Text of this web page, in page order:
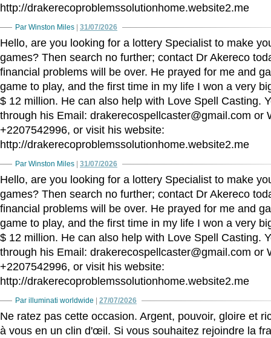
http://drakerecoproblemssolutionhome.website2.me
Par Winston Miles 31/07/2026
Hello, are you looking for a lottery Specialist to make
games? Then search no further; contact Dr Akereco
financial problems will be over. He prayed for me and
game to play, and the first time in my life I won a very
$ 12 million. He can also help with Love Spell Casting.
through his Email: drakerecospellcaster@gmail.com or
+2207542996, or visit his website:
http://drakerecoproblemssolutionhome.website2.me
Par Winston Miles 31/07/2026
Hello, are you looking for a lottery Specialist to make
games? Then search no further; contact Dr Akereco
financial problems will be over. He prayed for me and
game to play, and the first time in my life I won a very
$ 12 million. He can also help with Love Spell Casting.
through his Email: drakerecospellcaster@gmail.com or
+2207542996, or visit his website:
http://drakerecoproblemssolutionhome.website2.me
Par illuminati worldwide 27/07/2026
Ne ratez pas cette occasion. Argent, pouvoir, gloire et
à vous en un clin d'œil. Si vous souhaitez rejoindre la